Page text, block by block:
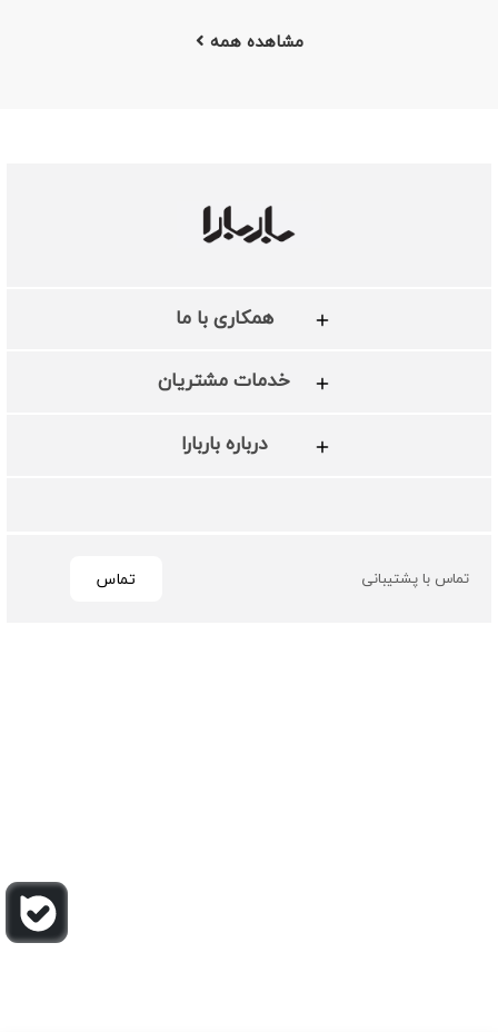
مشاهده همه
همکاری با ما
خدمات مشتریان
درباره باربارا
تماس با پشتیبانی تماس